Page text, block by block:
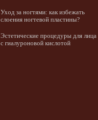
Уход за ногтями: как избежать
слоения ногтевой пластины?
Эстетические процедуры для лица
с гиалуроновой кислотой